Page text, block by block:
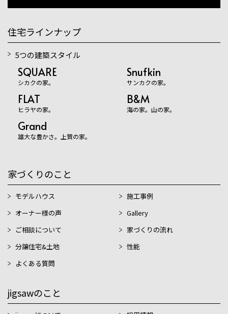
住宅ラインナップ
5つの建築スタイル
SQUARE
シカクの家。
Snufkin
サンカクの家。
FLAT
ヒラヤの家。
B&M
海の家。山の家。
Grand
雄大な豊かさ。上質の家。
家づくりのこと
モデルハウス
施工事例
オーナー様の声
Gallery
ご相談について
家づくりの流れ
分譲住宅&土地
性能
よくある質問
jigsawのこと